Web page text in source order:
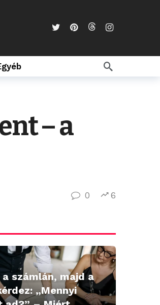
– a
0 6
számlán, majd a
„Mennyi